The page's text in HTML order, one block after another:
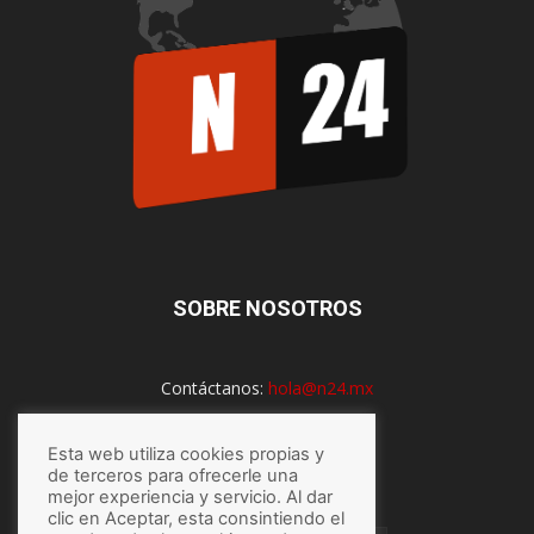
SOBRE NOSOTROS
Contáctanos: hola@n24.mx
SÍGUENOS
Esta web utiliza cookies propias y
de terceros para ofrecerle una
mejor experiencia y servicio. Al dar
clic en Aceptar, esta consintiendo el